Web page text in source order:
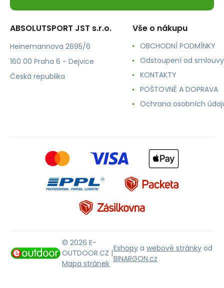
ABSOLUTSPORT JST s.r.o.
Heinemannova 2695/6
160 00 Praha 6 - Dejvice
Česká republika
Vše o nákupu
OBCHODNÍ PODMÍNKY
Odstoupení od smlouvy
KONTAKTY
POŠTOVNÉ A DOPRAVA
Ochrana osobních
© 2026 E-
OUTDOOR.CZ |
Mapa stránek
Eshopy a webové stránky od
BINARGON.cz